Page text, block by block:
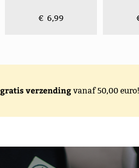
€ 6,99
gratis verzendingvanaf 50,00